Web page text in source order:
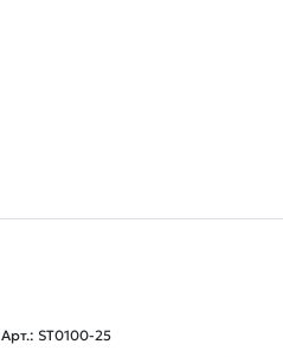
Арт.: ST0100-25